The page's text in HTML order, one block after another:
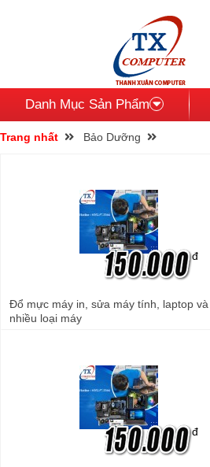
Danh Mục Sản Phẩm
Trang nhất Bảo Dưỡng
đ
Đổ mực máy in, sửa máy tính, laptop và
nhiều loại máy
đ